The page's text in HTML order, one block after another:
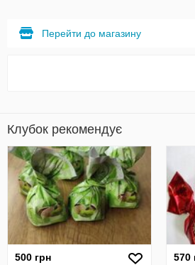
Перейти до магазину
Клубок рекомендує
500 грн
570